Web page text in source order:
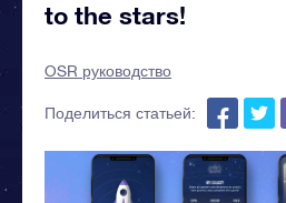
to the stars!
OSR руководство
Поделиться статьей: